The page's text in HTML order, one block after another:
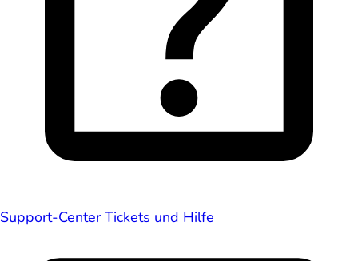
Support-Center Tickets und Hilfe